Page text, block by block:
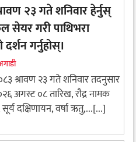
२३ गते शनिवार हेर्नुस्
सेयर गरी पाथिभरा
दर्शन गर्नुहोस्।
श्रावण २३ गते शनिवार तदनुसार
अगस्ट ०८ तारिख, रौद्र नामक
दक्षिणायन, वर्षा ऋतु,...[...]